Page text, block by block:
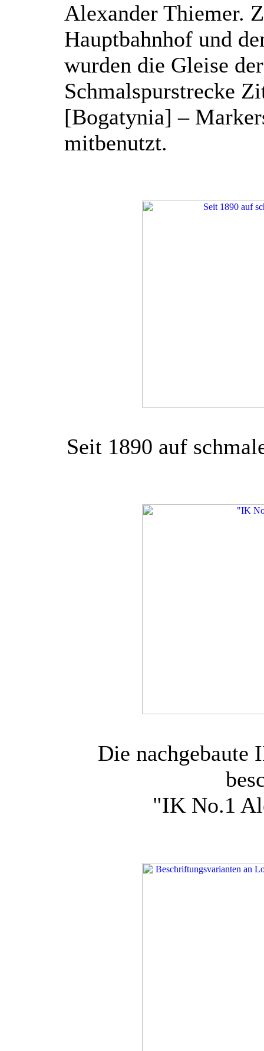
Alexander Thiemer.
Hauptbahnhof und
wurden die Gleise
Schmalspurstrecke
[Bogatynia] –
mitbenutzt.
Seit 1890 auf
Die nachgebaute
"IK No.1